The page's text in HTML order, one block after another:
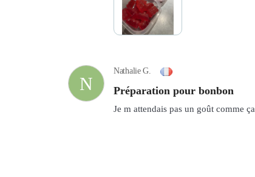
N
Nathalie G.
Préparation pour bonbon
Je m attendais pas un goût comme